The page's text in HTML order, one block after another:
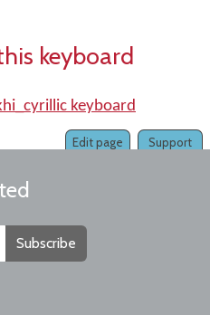
keyboard
keyboard
Support
Edit page
Subscribe